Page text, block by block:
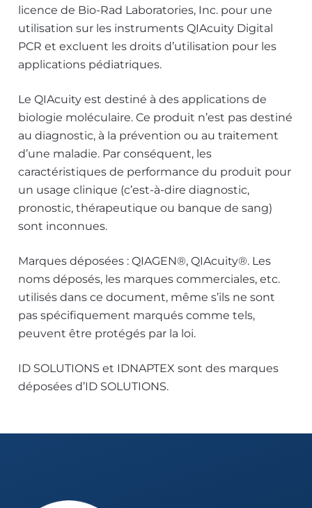
licence de Bio-Rad Laboratories, Inc. pour une
utilisation sur les instruments QIAcuity Digital
PCR et excluent les droits d’utilisation pour les
applications pédiatriques.
Le QIAcuity est destiné à des applications de
biologie moléculaire. Ce produit n’est pas destiné
au diagnostic, à la prévention ou au traitement
d’une maladie. Par conséquent, les
caractéristiques de performance du produit pour
un usage clinique (c’est-à-dire diagnostic,
pronostic, thérapeutique ou banque de sang)
sont inconnues.
Marques déposées : QIAGEN®, QIAcuity®. Les
noms déposés, les marques commerciales, etc.
utilisés dans ce document, même s’ils ne sont
pas spécifiquement marqués comme tels,
peuvent être protégés par la loi.
ID SOLUTIONS et IDNAPTEX sont des marques
déposées d’ID SOLUTIONS.